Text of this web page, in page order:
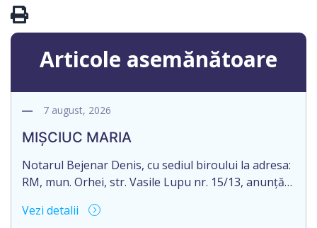
Articole asemănătoare
7 august, 2026
MIȘCIUC MARIA
Notarul Bejenar Denis, cu sediul biroului la adresa:
RM, mun. Orhei, str. Vasile Lupu nr. 15/13, anunță
decesului dnei MIȘCIUC MARIA, cetățean al
Vezi detalii